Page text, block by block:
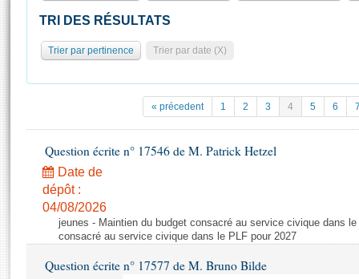
Pétitions
Projets de loi
Propositions de loi
Amendements
Textes adoptés
Statistiques et chiffres clés
Documents de référence
( Constitution | Règlement de l'Assemblée ... )
Histoire
Juniors
Anciennes législatures
Contacts et plan d'accès
Photos libres de droit
TRI DES RÉSULTATS
Trier par pertinence Trier par date (X)
« précedent 1 2 3 4 5 6
Question écrite n° 17546 de M. Patrick Hetzel
Date de
dépôt :
04/08/2026
jeunes - Maintien du budget consacré au service civique dans
consacré au service civique dans le PLF pour 2027
Question écrite n° 17577 de M. Bruno Bilde